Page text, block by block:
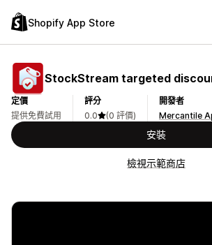
Shopify App Store
StockStream targeted
定價
提供免費試用
評分
0.0
(0 評價)
開發者
Mercantile
安裝
檢視示範商店